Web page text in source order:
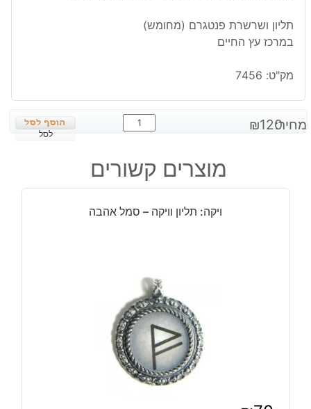
תליון ושרשרת פנטגרם (מחומש)
במרכז עץ החיים
מק"ט: 7456
מחיר: ₪120
כמות
של
תליון
ושרשרת
-
לסל
מוצרים קשורים
ויקה: תליון וויקה – סמל אהבה